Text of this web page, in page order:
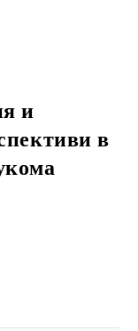
и
в